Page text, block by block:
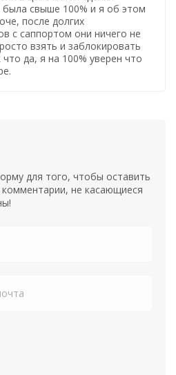
свыше 100% и я об этом
после долгих
с саппортом они ничего не
взять и заблокировать
да, я на 100% уверен что
для того, чтобы оставить
не касающиеся